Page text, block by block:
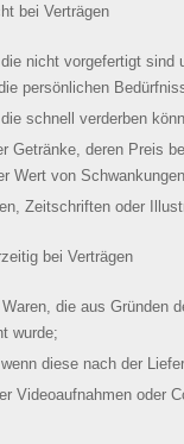
bei Verträgen
nicht vorgefertigt sind
persönlichen
schnell verderben
Getränke, deren Preis
Wert von
Zeitschriften oder
bei Verträgen
die aus Gründen
wurde;
diese nach der
Videoaufnahmen oder